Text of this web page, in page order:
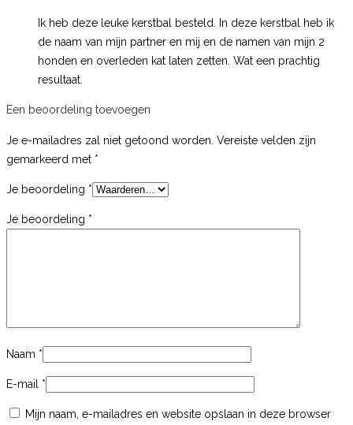
Ik heb deze leuke kerstbal besteld. In deze kerstbal heb ik
de naam van mijn partner en mij en de namen van mijn 2
honden en overleden kat laten zetten. Wat een prachtig
resultaat.
Een beoordeling toevoegen
Je e-mailadres zal niet getoond worden. Vereiste velden zijn
gemarkeerd met *
Je beoordeling *
Je beoordeling *
Naam *
E-mail *
Mijn naam, e-mailadres en website opslaan in deze browser